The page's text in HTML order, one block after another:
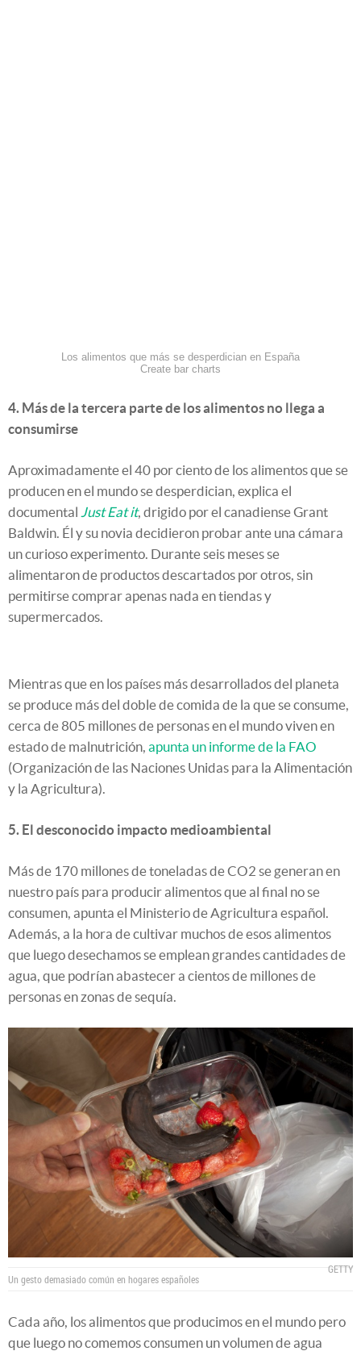
Los alimentos que más se desperdician en España
Create bar charts
4. Más de la tercera parte de los alimentos no llega a
consumirse
Aproximadamente el 40 por ciento de los alimentos que se
producen en el mundo se desperdician, explica el
documental Just Eat it, drigido por el canadiense Grant
Baldwin. Él y su novia decidieron probar ante una cámara
un curioso experimento. Durante seis meses se
alimentaron de productos descartados por otros, sin
permitirse comprar apenas nada en tiendas y
supermercados.
Mientras que en los países más desarrollados del planeta
se produce más del doble de comida de la que se consume,
cerca de 805 millones de personas en el mundo viven en
estado de malnutrición, apunta un informe de la FAO
(Organización de las Naciones Unidas para la Alimentación
y la Agricultura).
5. El desconocido impacto medioambiental
Más de 170 millones de toneladas de CO2 se generan en
nuestro país para producir alimentos que al final no se
consumen, apunta el Ministerio de Agricultura español.
Además, a la hora de cultivar muchos de esos alimentos
que luego desechamos se emplean grandes cantidades de
agua, que podrían abastecer a cientos de millones de
personas en zonas de sequía.
GETTY
Un gesto demasiado común en hogares españoles
Cada año, los alimentos que producimos en el mundo pero
que luego no comemos consumen un volumen de agua